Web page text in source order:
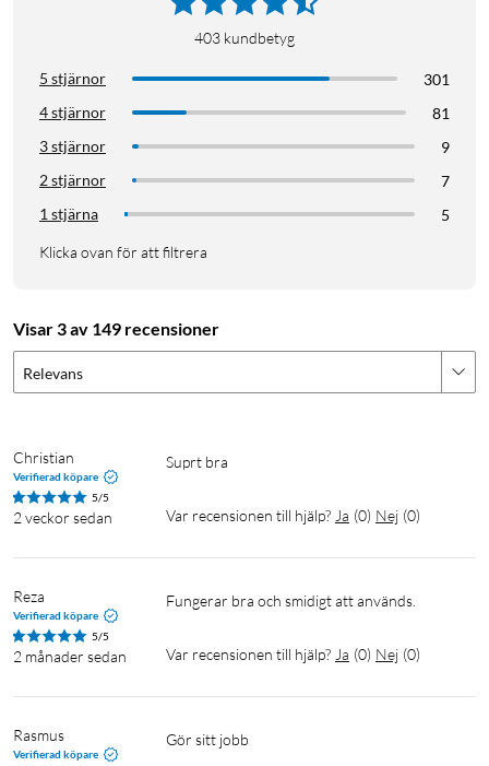
Kallstart bil Bilbatteri hjälp Batteritorsk
Prepping
403 kundbetyg
5 stjärnor
301
4 stjärnor
81
3 stjärnor
9
2 stjärnor
7
1 stjärna
5
Klicka ovan för att filtrera
Visar 3 av 149 recensioner
Relevans
Christian
Verifierad köpare
5/5
2 veckor sedan
Suprt bra
Var recensionen till hjälp? Ja (0) Nej (0)
Reza
Verifierad köpare
5/5
2 månader sedan
Fungerar bra och smidigt att används.
Var recensionen till hjälp? Ja (0) Nej (0)
Rasmus
Verifierad köpare
Gör sitt jobb